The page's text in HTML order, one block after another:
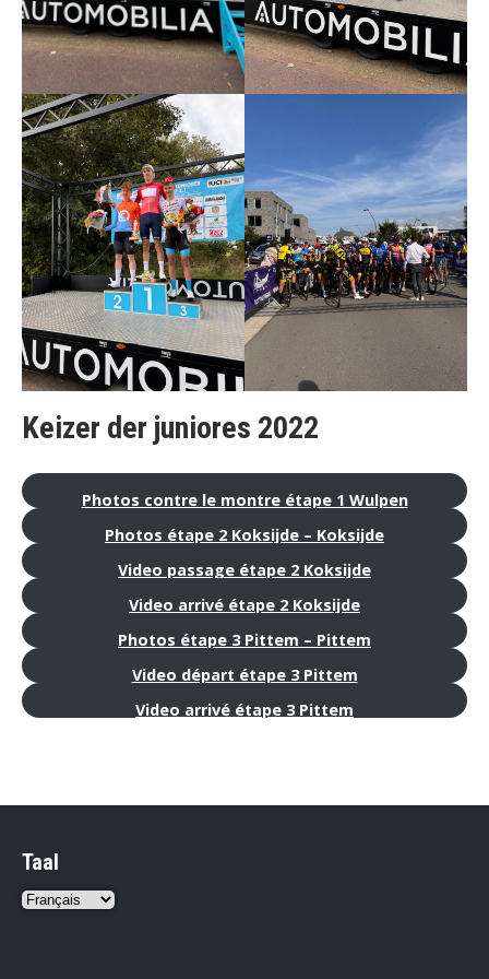
Keizer der juniores 2022
Photos contre le montre étape 1 Wulpen
Photos étape 2 Koksijde – Koksijde
Video passage étape 2 Koksijde
Video arrivé étape 2 Koksijde
Photos étape 3 Pittem – Pittem
Video départ étape 3 Pittem
Video arrivé étape 3 Pittem
Taal
Choisir